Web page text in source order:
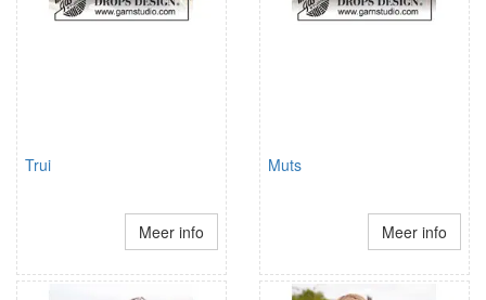
Trui
Meer info
Muts
Meer info